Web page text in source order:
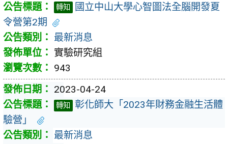
轉知
國立中山大學心智圖法全腦開發夏
令營第2期
最新消息
實驗研究組
943
2023-04-24
轉知
彰化師大「2023年財務金融生活體
驗營」
最新消息